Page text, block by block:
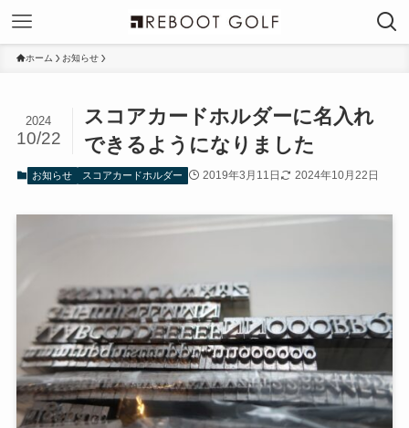
ホーム お知らせ
スコアカードホルダーに名入れ
できるようになりました
2024
10/22
お知らせ スコアカードホルダー 2019年3月11日 2024年10月22日